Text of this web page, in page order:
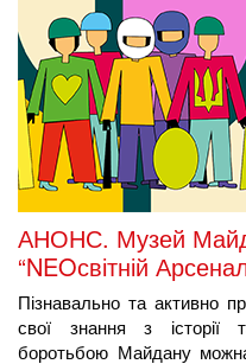
АНОНС. Музей
“NEOсвітній
Пізнавально та активно
свої знання з історії
боротьбою Майдану